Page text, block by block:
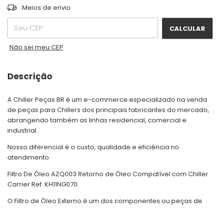
Entregas para o CEP:
Meios de envio
CALCULAR
Não sei meu CEP
Descrição
A Chiller Peças BR é um e-commerce especializado na venda
de peças para Chillers dos principais fabricantes do mercado,
abrangendo também as linhas residencial, comercial e
industrial.
Nosso diferencial é o custo, qualidade e eficiência no
atendimento.
Filtro De Óleo AZQ003 Retorno de Óleo Compatível com Chiller
Carrier Ref. KH11NG070.
O Filtro de Óleo Externo é um dos componentes ou peças de